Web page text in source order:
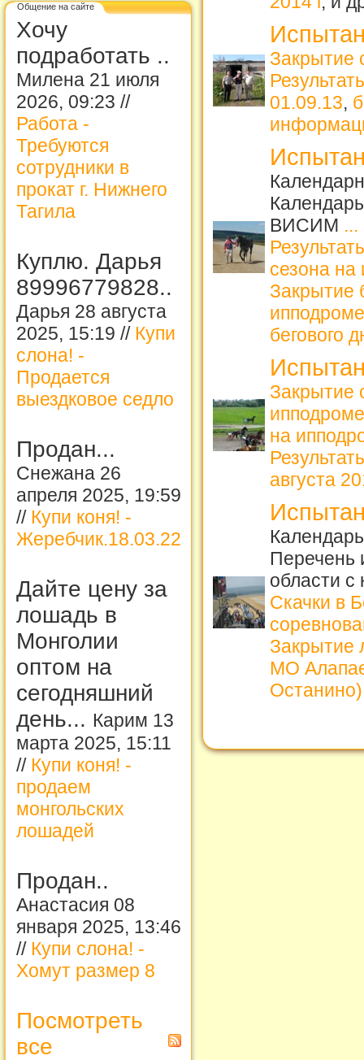
Общение на сайте
Хочу
подработать ..
Милена 21 июля
2026, 09:23 //
Работа -
Требуются
сотрудники в
прокат г. Нижнего
Тагила
Куплю. Дарья
89996779828..
Дарья 28 августа
2025, 15:19 // Купи
слона! -
Продается
выездковое седло
Продан...
Снежана 26
апреля 2025, 19:59
// Купи коня! -
Жеребчик.18.03.22
Дайте цену за
лошадь в
Монголии
оптом на
сегодняшний
день... Карим 13
марта 2025, 15:11
// Купи коня! -
продаем
монгольских
лошадей
Продан..
Анастасия 08
января 2025, 13:46
// Купи слона! -
Хомут размер 8
Посмотреть
все
Закрытие
01.09.13,
ВИСИМ ...
сезона
Закрытие
бегового
Закрытие
ипподроме
на
августа
Перечень
области с
Скачки в
Закрытие
МО
Останино)